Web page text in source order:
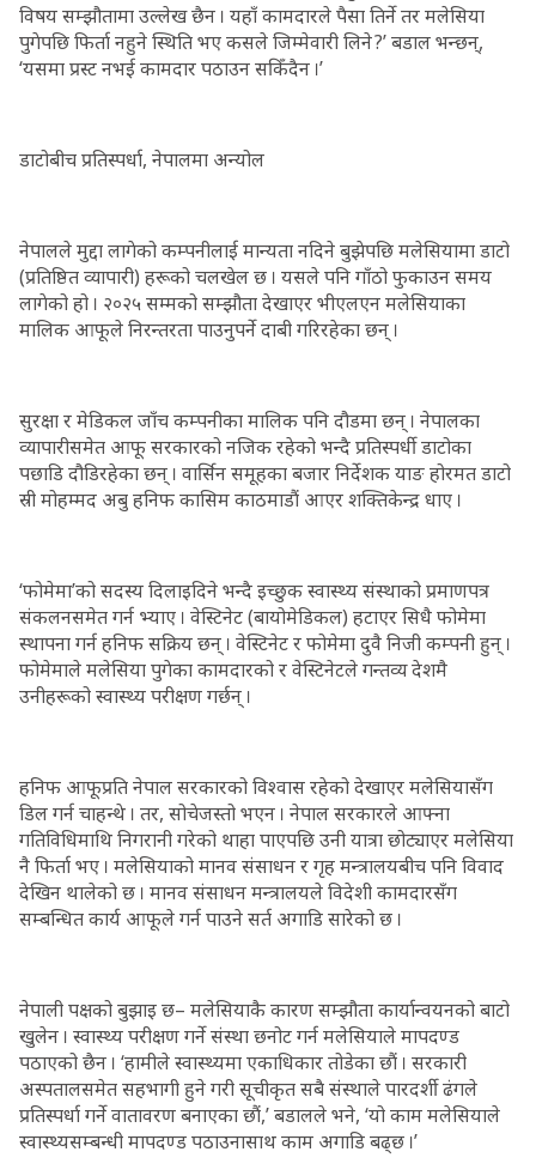
विषय सम्झौतामा उल्लेख छैन । यहाँ कामदारले पैसा तिर्ने तर मलेसिया
पुगेपछि फिर्ता नहुने स्थिति भए कसले जिम्मेवारी लिने ?’ बडाल भन्छन्,
‘यसमा प्रस्ट नभई कामदार पठाउन सकिँदैन ।’
डाटोबीच प्रतिस्पर्धा, नेपालमा अन्योल
नेपालले मुद्दा लागेको कम्पनीलाई मान्यता नदिने बुझेपछि मलेसियामा डाटो
(प्रतिष्ठित व्यापारी) हरूको चलखेल छ । यसले पनि गाँठो फुकाउन समय
लागेको हो । २०२५ सम्मको सम्झौता देखाएर भीएलएन मलेसियाका
मालिक आफूले निरन्तरता पाउनुपर्ने दाबी गरिरहेका छन् ।
सुरक्षा र मेडिकल जाँच कम्पनीका मालिक पनि दौडमा छन् । नेपालका
व्यापारीसमेत आफू सरकारको नजिक रहेको भन्दै प्रतिस्पर्धी डाटोका
पछाडि दौडिरहेका छन् । वार्सिन समूहका बजार निर्देशक याङ होरमत डाटो
स्री मोहम्मद अबु हनिफ कासिम काठमाडौं आएर शक्तिकेन्द्र धाए ।
‘फोमेमा’को सदस्य दिलाइदिने भन्दै इच्छुक स्वास्थ्य संस्थाको प्रमाणपत्र
संकलनसमेत गर्न भ्याए । वेस्टिनेट (बायोमेडिकल) हटाएर सिधै फोमेमा
स्थापना गर्न हनिफ सक्रिय छन् । वेस्टिनेट र फोमेमा दुवै निजी कम्पनी हुन् ।
फोमेमाले मलेसिया पुगेका कामदारको र वेस्टिनेटले गन्तव्य देशमै
उनीहरूको स्वास्थ्य परीक्षण गर्छन् ।
हनिफ आफूप्रति नेपाल सरकारको विश्वास रहेको देखाएर मलेसियासँग
डिल गर्न चाहन्थे । तर, सोचेजस्तो भएन । नेपाल सरकारले आफ्ना
गतिविधिमाथि निगरानी गरेको थाहा पाएपछि उनी यात्रा छोट्याएर मलेसिया
नै फिर्ता भए । मलेसियाको मानव संसाधन र गृह मन्त्रालयबीच पनि विवाद
देखिन थालेको छ । मानव संसाधन मन्त्रालयले विदेशी कामदारसँग
सम्बन्धित कार्य आफूले गर्न पाउने सर्त अगाडि सारेको छ ।
नेपाली पक्षको बुझाइ छ– मलेसियाकै कारण सम्झौता कार्यान्वयनको बाटो
खुलेन । स्वास्थ्य परीक्षण गर्ने संस्था छनोट गर्न मलेसियाले मापदण्ड
पठाएको छैन । ‘हामीले स्वास्थ्यमा एकाधिकार तोडेका छौं । सरकारी
अस्पतालसमेत सहभागी हुने गरी सूचीकृत सबै संस्थाले पारदर्शी ढंगले
प्रतिस्पर्धा गर्ने वातावरण बनाएका छौं,’ बडालले भने, ‘यो काम मलेसियाले
स्वास्थ्यसम्बन्धी मापदण्ड पठाउनासाथ काम अगाडि बढ्छ ।’